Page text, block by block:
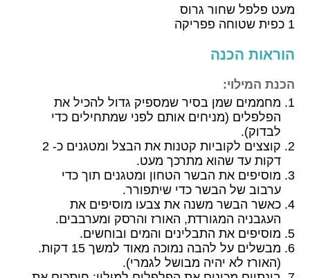
מעט פלפל שחור גרוס
1 כפית שטוחה פפריקה
הוראות הכנה
הכנת המילוי:
מחממים שמן בסיר שמספיק גדול להכיל את
הפלפלים (מניחים אותם לפני שמתחילים כדי
לבדוק).
קוצצים לקוביות קטנות את הבצל ומטגנים כ- 2
דקות עד שהוא מתרכך מעט.
מוסיפים את הבשר הטחון ומטגנים תוך כדי
ערבוב של הבשר כדי שיתפורר.
כאשר הבשר משנה את צבעו מוסיפים את
העגבניה המגורדת, האורז והרסק ומערבבים.
מוסיפים את התבלינים והמים ובוחשים.
מבשלים על להבה נמוכה מאוד למשך 15 דקות.
(האורז לא יהיה מבושל לגמרי).